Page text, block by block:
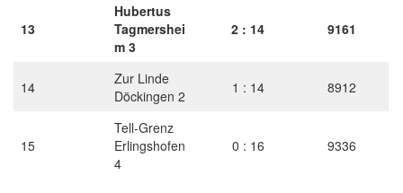
13
Hubertus
Tagmershei
m 3
2 : 14 9161
14
Zur Linde
Döckingen 2
1 : 14 8912
15
Tell-Grenz
Erlingshofen
4
0 : 16 9336